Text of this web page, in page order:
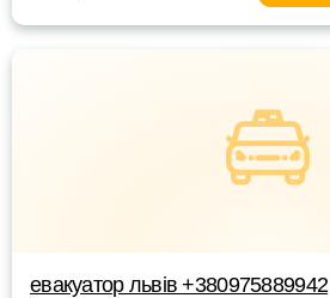
евакуатор львів +380975889942